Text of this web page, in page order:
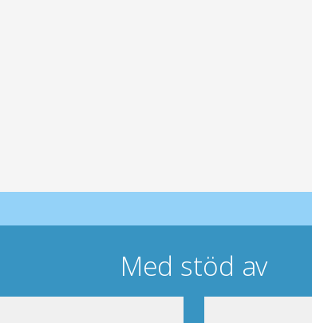
Med stöd av